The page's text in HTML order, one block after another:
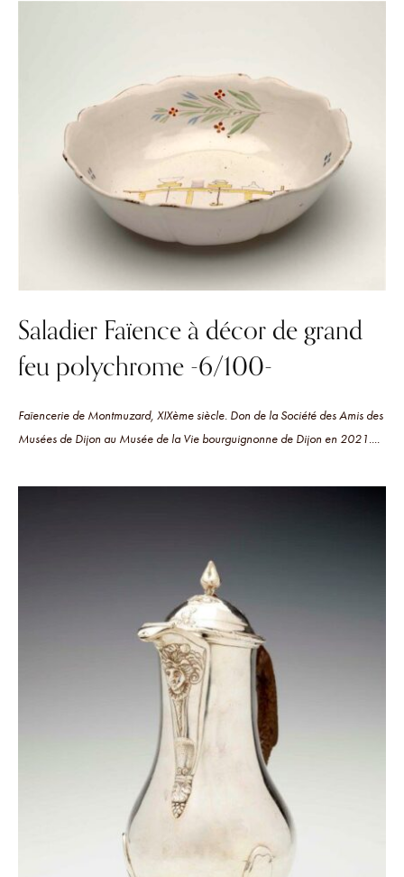
Saladier Faïence à décor de grand
feu polychrome -6/100-
Faïencerie de Montmuzard, XIXème siècle. Don de la Société des Amis des
Musées de Dijon au Musée de la Vie bourguignonne de Dijon en 2021....